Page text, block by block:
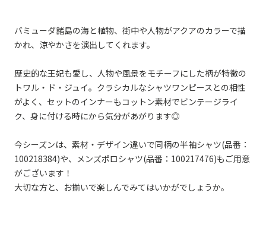
バミューダ諸島の海と植物、街中や人物がアクアのカラーで描
かれ、涼やかさを演出してくれます。
歴史的な王妃も愛し、人物や風景をモチーフにした柄が特徴の
トワル・ド・ジュイ。クラシカルなシャツワンピースとの相性
がよく、セットのインナーもコットン素材でビンテージライ
ク、身に付ける時にから気分があがります◎
今シーズンは、素材・デザイン違いで同柄の半袖シャツ(品番：
100218384)や、メンズポロシャツ(品番：100217476)もご用意
がございます！
大切な方と、お揃いで楽しんでみてはいかがでしょうか。